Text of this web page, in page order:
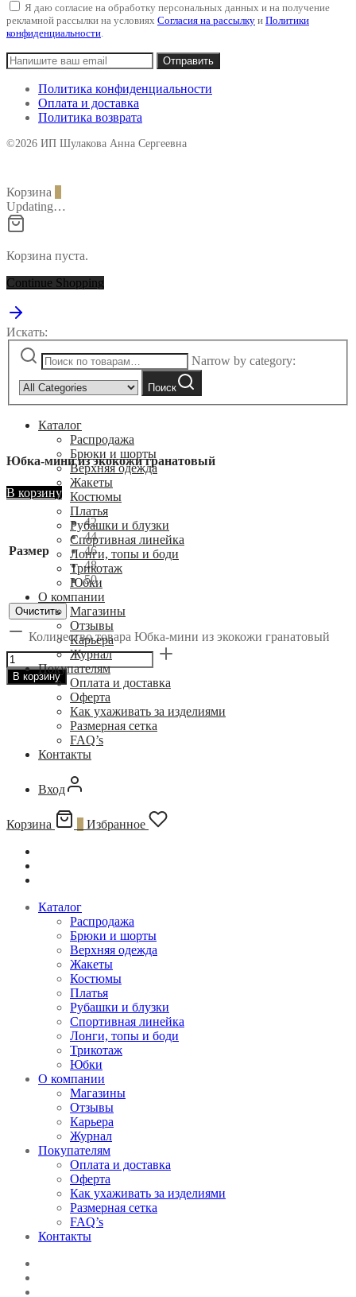
Юбка-мини из экокожи гранатовый
В корзину
Размер
42
44
46
48
50
Очистить
Количество товара Юбка-мини из экокожи гранатовый
В корзину
Я даю согласие на обработку персональных данных и на получение
рекламной рассылки на условиях Согласия на рассылку и Политики
конфиденциальности.
Политика конфиденциальности
Оплата и доставка
Политика возврата
©2026 ИП Шулакова Анна Сергеевна
Корзина
Updating…
Корзина пуста.
Continue Shopping
Искать:
Narrow by category:
Поиск
Каталог
Распродажа
Брюки и шорты
Верхняя одежда
Жакеты
Костюмы
Платья
Рубашки и блузки
Спортивная линейка
Лонги, топы и боди
Трикотаж
Юбки
О компании
Магазины
Отзывы
Карьера
Журнал
Покупателям
Оплата и доставка
Оферта
Как ухаживать за изделиями
Размерная сетка
FAQ’s
Контакты
Вход
Корзина Избранное
Каталог
Распродажа
Брюки и шорты
Верхняя одежда
Жакеты
Костюмы
Платья
Рубашки и блузки
Спортивная линейка
Лонги, топы и боди
Трикотаж
Юбки
О компании
Магазины
Отзывы
Карьера
Журнал
Покупателям
Оплата и доставка
Оферта
Как ухаживать за изделиями
Размерная сетка
FAQ’s
Контакты